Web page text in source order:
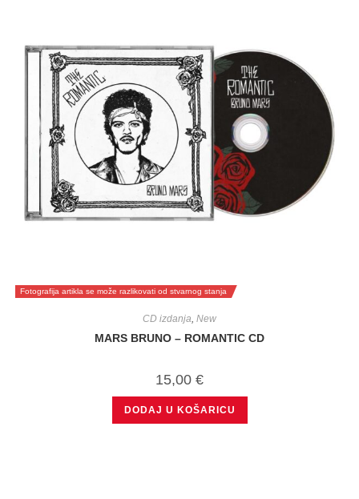
Fotografija artikla se može razlikovati od stvarnog stanja
CD izdanja New
MARS BRUNO – ROMANTIC CD
15,00 €
DODAJ U KOŠARICU